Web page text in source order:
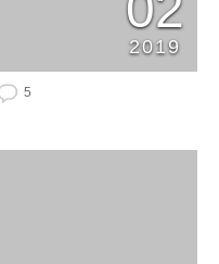
2019
5